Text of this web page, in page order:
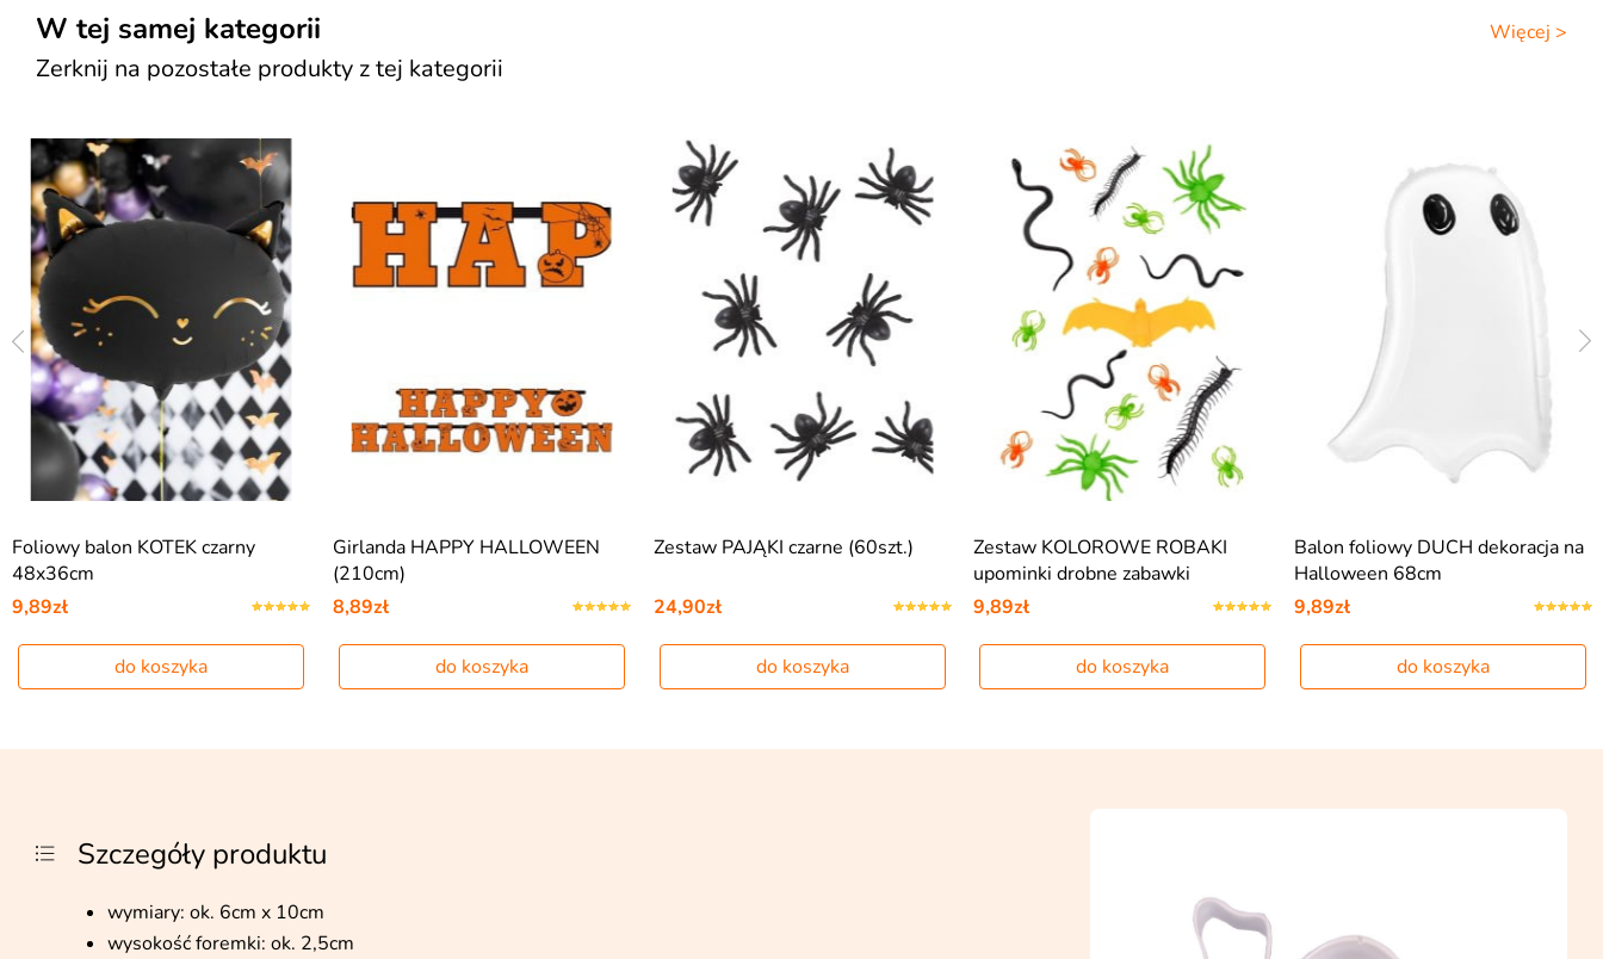
Więcej >
W tej samej kategorii
Zerknij na pozostałe produkty z tej kategorii
Foliowy balon KOTEK czarny
48x36cm
9,89zł
do koszyka
Girlanda HAPPY HALLOWEEN
(210cm)
8,89zł
do koszyka
Zestaw PAJĄKI czarne (60szt.)
24,90zł
do koszyka
Zestaw KOLOROWE ROBAKI
upominki drobne zabawki
9,89zł
do koszyka
Balon foliowy DUCH dekoracja na
Halloween 68cm
9,89zł
do koszyka
Szczegóły produktu
wymiary: ok. 6cm x 10cm
wysokość foremki: ok. 2,5cm